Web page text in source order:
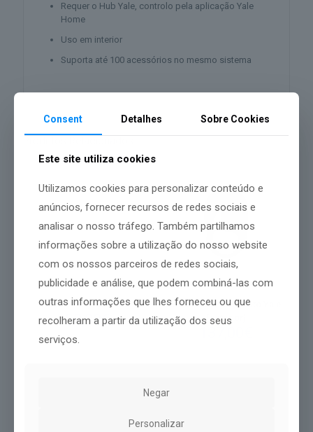
Requer o Hub Yale, controlo pela aplicação Yale
Home
Uso em interior
Suporta até 100 acessórios no mesmo sistema
Sirene interior Yale
59,99€
Sensor de movimento Yale
(exterior)
Consent Detalhes Sobre Cookies
Este site utiliza cookies
Utilizamos cookies para personalizar conteúdo e
anúncios, fornecer recursos de redes sociais e
analisar o nosso tráfego. Também partilhamos
informações sobre a utilização do nosso website
com os nossos parceiros de redes sociais,
publicidade e análise, que podem combiná-las com
outras informações que lhes forneceu ou que
recolheram a partir da utilização dos seus
serviços.
Negar
Personalizar